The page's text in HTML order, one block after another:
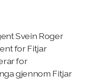
Svein Roger
for Fitjar
for
gjennom Fitjar